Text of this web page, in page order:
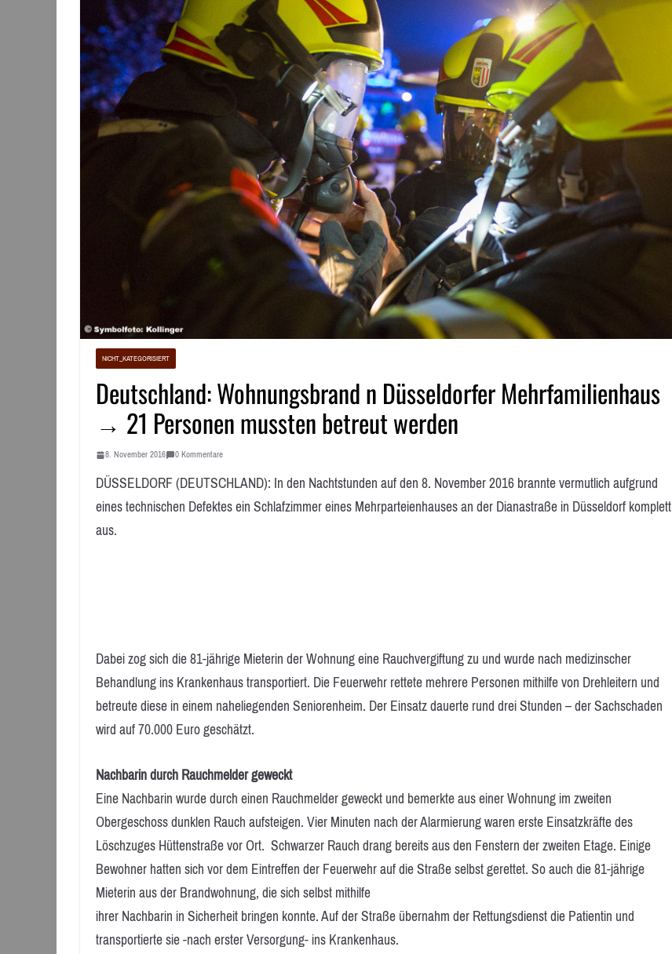
NICHT_KATEGORISIERT
Deutschland: Wohnungsbrand n Düsseldorfer Mehrfamilienhaus
→ 21 Personen mussten betreut werden
8. November 2016 0 Kommentare
DÜSSELDORF (DEUTSCHLAND): In den Nachtstunden auf den 8. November 2016 brannte vermutlich aufgrund
eines technischen Defektes ein Schlafzimmer eines Mehrparteienhauses an der Dianastraße in Düsseldorf komplett
aus.
Dabei zog sich die 81-jährige Mieterin der Wohnung eine Rauchvergiftung zu und wurde nach medizinscher
Behandlung ins Krankenhaus transportiert. Die Feuerwehr rettete mehrere Personen mithilfe von Drehleitern und
betreute diese in einem naheliegenden Seniorenheim. Der Einsatz dauerte rund drei Stunden – der Sachschaden
wird auf 70.000 Euro geschätzt.
Nachbarin durch Rauchmelder geweckt
Eine Nachbarin wurde durch einen Rauchmelder geweckt und bemerkte aus einer Wohnung im zweiten
Obergeschoss dunklen Rauch aufsteigen. Vier Minuten nach der Alarmierung waren erste Einsatzkräfte des
Löschzuges Hüttenstraße vor Ort. Schwarzer Rauch drang bereits aus den Fenstern der zweiten Etage. Einige
Bewohner hatten sich vor dem Eintreffen der Feuerwehr auf die Straße selbst gerettet. So auch die 81-jährige
Mieterin aus der Brandwohnung, die sich selbst mithilfe
ihrer Nachbarin in Sicherheit bringen konnte. Auf der Straße übernahm der Rettungsdienst die Patientin und
transportierte sie -nach erster Versorgung- ins Krankenhaus.